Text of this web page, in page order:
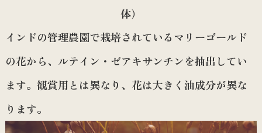
体）
インドの管理農園で栽培されているマリーゴールド
の花から、ルテイン・ゼアキサンチンを抽出してい
ます。観賞用とは異なり、花は大きく油成分が異な
ります。